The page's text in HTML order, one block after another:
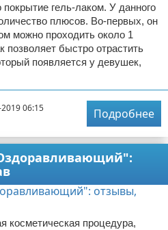
покрытие гель-лаком. У данного
плюсов. Во-первых, он
можно проходить около 1
позволяет быстро отрастить
появляется у девушек,
06:15
Подробнее
косметическая процедура,